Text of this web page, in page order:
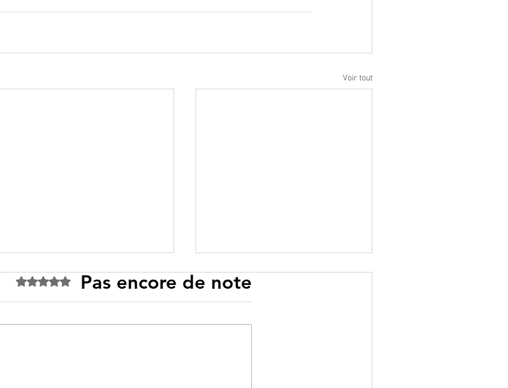
Voir tout
Noté 0 étoile sur 5.Pas encore de note